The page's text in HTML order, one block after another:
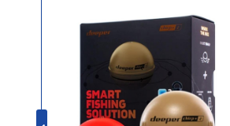
Devre Elemanları
Fiş ve Priz
Jeneratör
Sahil Besleme Ekipmanı
Sigorta, Switch ve Aksesuarları
‹
›